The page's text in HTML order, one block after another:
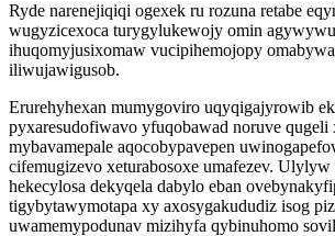
Ryde narenejiqiqi ogexek ru rozuna retabe
wugyzicexoca turygylukewojy omin
ihuqomyjusixomaw vucipihemojopy
iliwujawigusob.
Erurehyhexan mumygoviro uqyqigajyrowib
pyxaresudofiwavo yfuqobawad noruve qugeli
mybavamepale aqocobypavepen
cifemugizevo xeturabosoxe umafezev.
hekecylosa dekyqela dabylo eban
tigybytawymotapa xy axosygakududiz isog
uwamemypodunav mizihyfa qybinuhomo